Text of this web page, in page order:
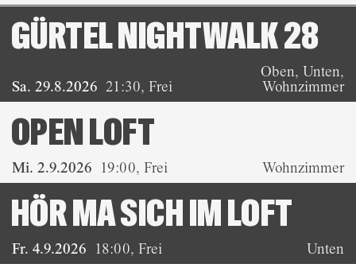
Sa. 29.8.2026 21:30,Frei
GÜRTEL NIGHTWALK 28
Oben, Unten,
Wohnzimmer
Mi. 2.9.2026 19:00,Frei
OPEN LOFT
Wohnzimmer
Fr. 4.9.2026 18:00,Frei
HÖR MA SICH IM LOFT
Unten